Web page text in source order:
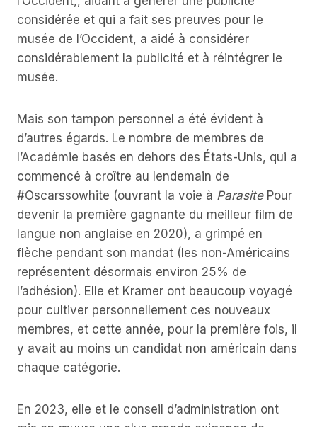
considérée et qui a fait ses preuves pour le
musée de l’Occident, a aidé à considérer
considérablement la publicité et à réintégrer le
musée.
Mais son tampon personnel a été évident à
d’autres égards. Le nombre de membres de
l’Académie basés en dehors des États-Unis, qui a
commencé à croître au lendemain de
#Oscarssowhite (ouvrant la voie à ParasitePour
devenir la première gagnante du meilleur film de
langue non anglaise en 2020), a grimpé en
flèche pendant son mandat (les non-Américains
représentent désormais environ 25% de
l’adhésion). Elle et Kramer ont beaucoup voyagé
pour cultiver personnellement ces nouveaux
membres, et cette année, pour la première fois, il
y avait au moins un candidat non américain dans
chaque catégorie.
En 2023, elle et le conseil d’administration ont